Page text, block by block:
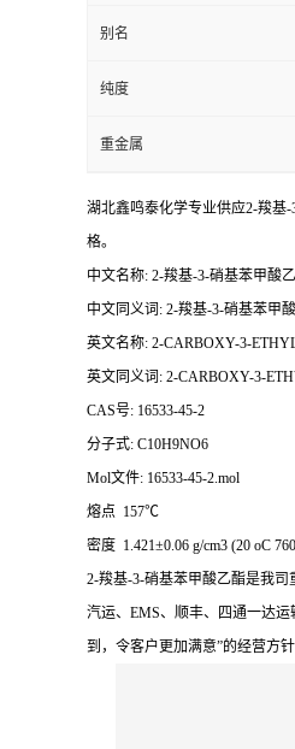
别名
纯度
重金属
湖北鑫鸣泰化学专业供应2-羧基
格。
中文名称: 2-羧基-3-硝基苯甲酸
中文同义词: 2-羧基-3-硝基苯甲
英文名称: 2-CARBOXY-3-
英文同义词: 2-CARBOXY-3-
CAS号: 16533-45-2
分子式: C10H9NO6
Mol文件: 16533-45-2.mol
熔点 157℃
密度 1.421±0.06 g/cm3 (20 oC
2-羧基-3-硝基苯甲酸乙酯是我
汽运、EMS、顺丰、四通一达
到，令客户更加满意”的经营方